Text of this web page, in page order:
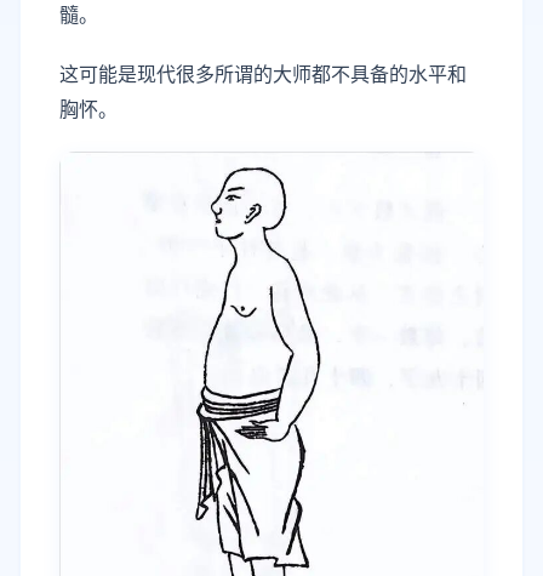
髓。
这可能是现代很多所谓的大师都不具备的水平和
胸怀。